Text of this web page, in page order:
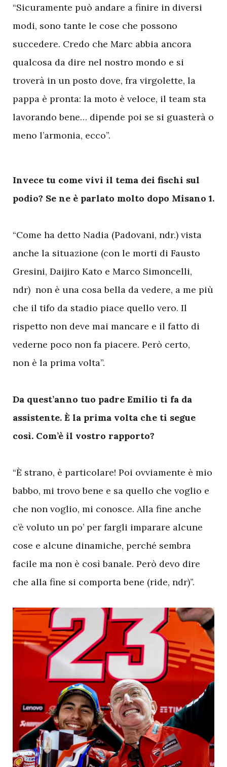
“Sicuramente può andare a finire in diversi
modi, sono tante le cose che possono
succedere. Credo che Marc abbia ancora
qualcosa da dire nel nostro mondo e si
troverà in un posto dove, fra virgolette, la
pappa è pronta: la moto è veloce, il team sta
lavorando bene… dipende poi se si guasterà o
meno l’armonia, ecco”.
Invece tu come vivi il tema dei fischi sul
podio? Se ne è parlato molto dopo Misano 1.
“Come ha detto Nadia (Padovani, ndr.) vista
anche la situazione (con le morti di Fausto
Gresini, Daijiro Kato e Marco Simoncelli,
ndr) non è una cosa bella da vedere, a me più
che il tifo da stadio piace quello vero. Il
rispetto non deve mai mancare e il fatto di
vederne poco non fa piacere. Però certo,
non è la prima volta”.
Da quest’anno tuo padre Emilio ti fa da
assistente. È la prima volta che ti segue
così. Com’è il vostro rapporto?
“È strano, è particolare! Poi ovviamente è mio
babbo, mi trovo bene e sa quello che voglio e
che non voglio, mi conosce. Alla fine anche
c’è voluto un po’ per fargli imparare alcune
cose e alcune dinamiche, perché sembra
facile ma non è così banale. Però devo dire
che alla fine si comporta bene (ride, ndr)”.